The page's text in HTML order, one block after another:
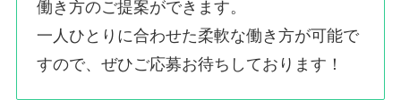
働き方のご提案ができます。
一人ひとりに合わせた柔軟な働き方が可能で
すので、ぜひご応募お待ちしております！